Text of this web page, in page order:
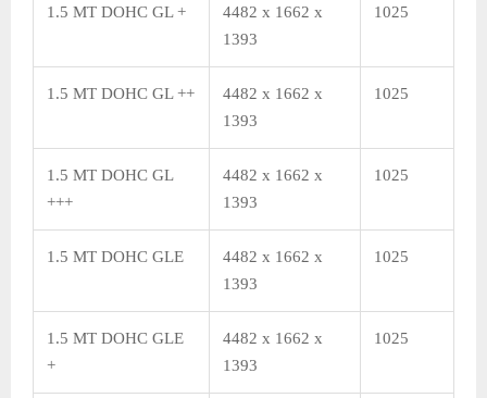
1.5 MT DOHC GL +
4482 x 1662 x
1393
1025
1.5 MT DOHC GL ++
4482 x 1662 x
1393
1025
1.5 MT DOHC GL
+++
4482 x 1662 x
1393
1025
1.5 MT DOHC GLE
4482 x 1662 x
1393
1025
1.5 MT DOHC GLE
+
4482 x 1662 x
1393
1025